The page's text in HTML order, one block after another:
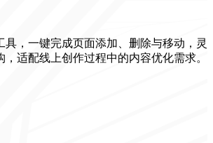
具，一键完成页面添加、删除与移动，灵
适配线上创作过程中的内容优化需求。